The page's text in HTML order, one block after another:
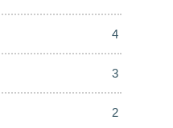
4
3
2